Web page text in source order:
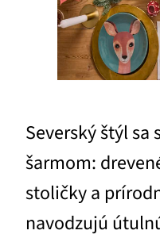
Severský štýl
šarmom:
stoličky a
navodzujú